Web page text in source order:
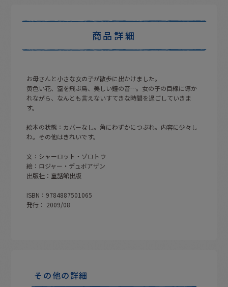
商品詳細
お母さんと小さな女の子が散歩に出かけました。
黄色い花、空を飛ぶ鳥、美しい鐘の音…。女の子の目線に導か
れながら、なんとも言えないすてきな時間を過ごしていきま
す。
絵本の状態：カバーなし。角にわずかにつぶれ。内容に少々し
わ。その他はきれいです。
文：シャーロット・ゾロトウ
絵：ロジャー・デュボアザン
出版社：童話館出版
ISBN：9784887501065
発行： 2009/08
その他の詳細